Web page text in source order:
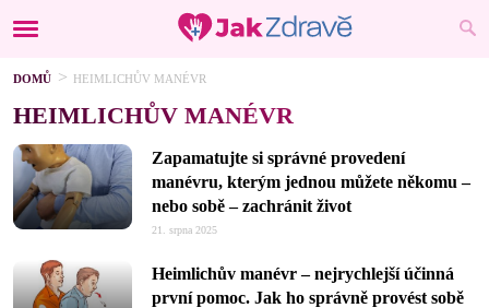
DOMŮ HEIMLICHŮV MANÉVR
HEIMLICHŮV MANÉVR
Zapamatujte si správné provedení
manévru, kterým jednou můžete někomu –
nebo sobě – zachránit život
21. srpna 2025
Heimlichův manévr –⁠ nejrychlejší účinná
první pomoc. Jak ho správně provést sobě